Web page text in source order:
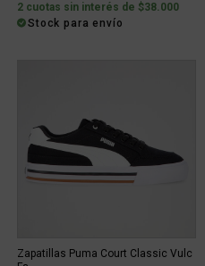
2 cuotas sin interés de $38.000
Stock para envío
Zapatillas Puma Court Classic Vulc